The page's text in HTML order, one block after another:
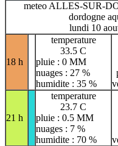
meteo ALLES-SUR-
dordogne
lundi 10
18 h
temperature
33.5 C
pluie : 0 MM
nuages : 27 %
humidite : 35 %
21 h
temperature
23.7 C
pluie : 0.5 MM
nuages : 7 %
humidite : 70 %